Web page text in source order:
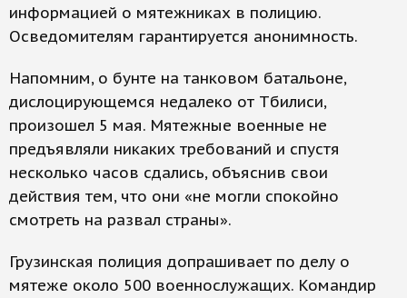
информацией о мятежниках в полицию.
Осведомителям гарантируется анонимность.
Напомним, о бунте на танковом батальоне,
дислоцирующемся недалеко от Тбилиси,
произошел 5 мая. Мятежные военные не
предъявляли никаких требований и спустя
несколько часов сдались, объяснив свои
действия тем, что они «не могли спокойно
смотреть на развал страны».
Грузинская полиция допрашивает по делу о
мятеже около 500 военнослужащих. Командир